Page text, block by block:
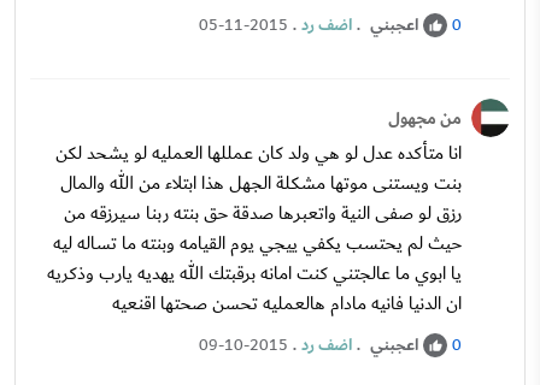
0 اعجبني .اضف رد.
05-11-2015
من مجهول
انا متأكده عدل لو هي ولد كان عمللها العمليه لو يشحد لكن
بنت ويستنى موتها مشكلة الجهل هذا ابتلاء من الله والمال
رزق لو صفى النية واتعبرها صدقة حق بنته ربنا سيرزقه من
حيث لم يحتسب يكفي ييجي يوم القيامه وبنته ما تساله ليه
يا ابوي ما عالجتني كنت امانه برقبتك الله يهديه يارب وذكريه
ان الدنيا فانيه مادام هالعمليه تحسن صحتها اقنعيه
0 اعجبني .اضف رد.
09-10-2015